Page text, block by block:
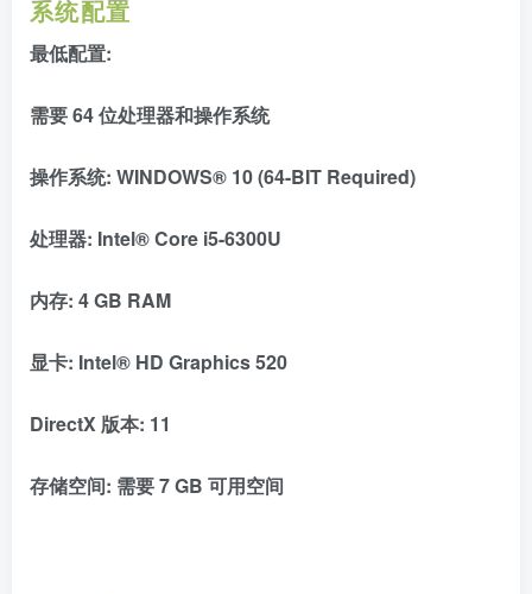
系统配置
最低配置:
需要 64 位处理器和操作系统
操作系统: WINDOWS® 10 (64-BIT Required)
处理器: Intel® Core i5-6300U
内存: 4 GB RAM
显卡: Intel® HD Graphics 520
DirectX 版本: 11
存储空间: 需要 7 GB 可用空间